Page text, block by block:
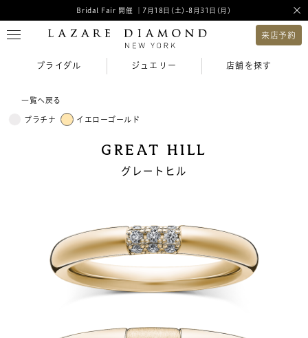
Bridal Fair 開催 ｜7月18日(土)-8月31日(月)
来店予約
ブライダル ジュエリー 店舗を探す
一覧へ戻る
プラチナ イエローゴールド
GREAT HILL
グレートヒル